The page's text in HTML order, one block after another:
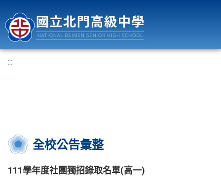
:::
全校公告彙整
111學年度社團獨招錄取名單(高一)